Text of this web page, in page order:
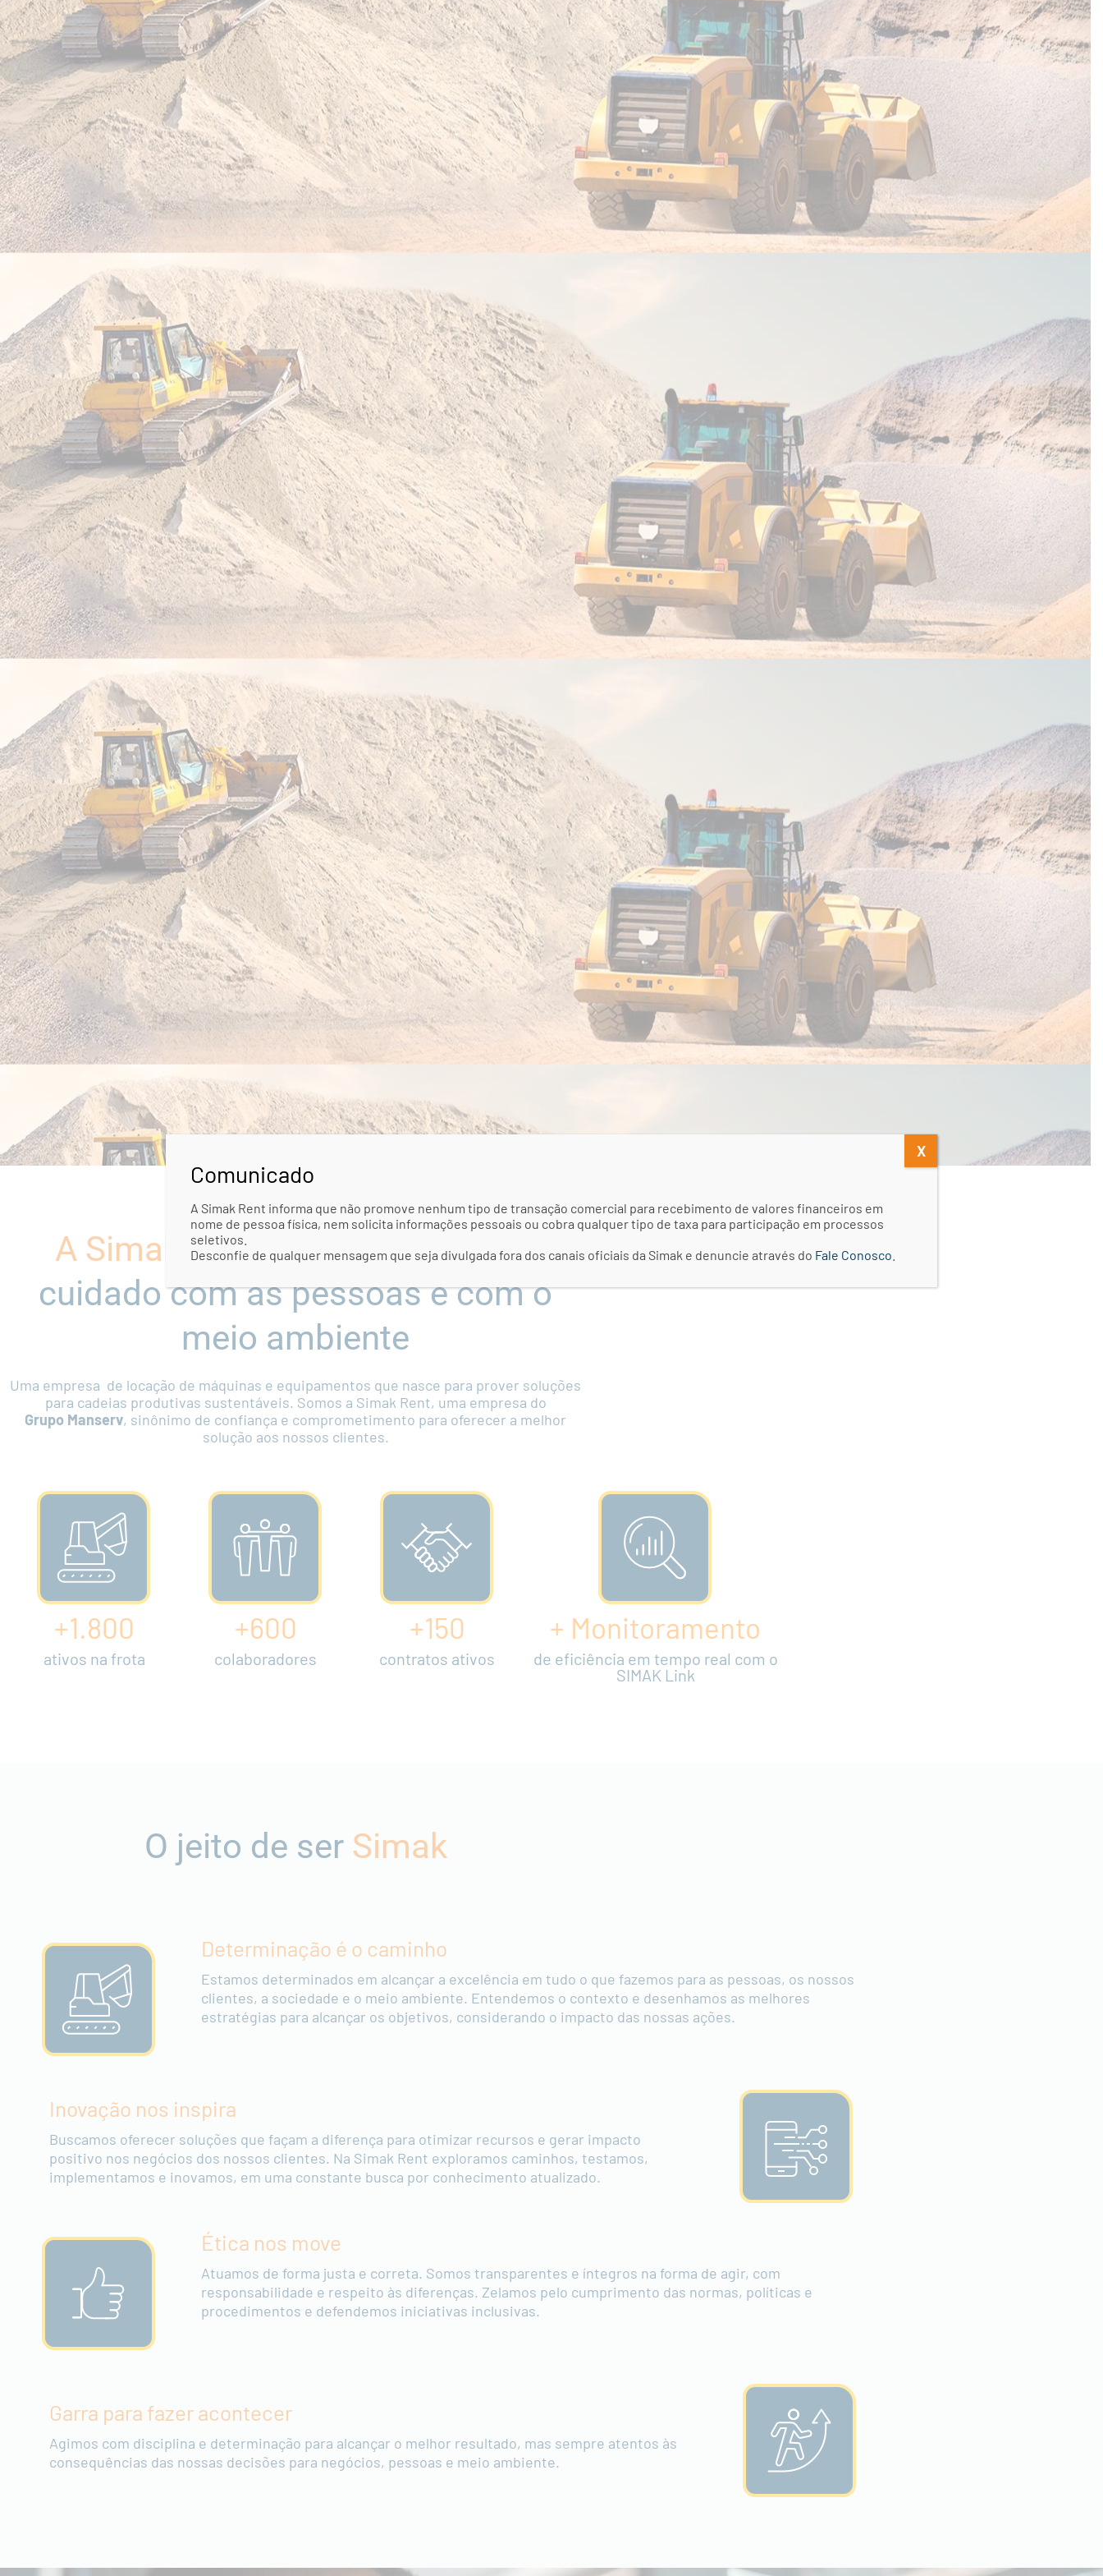
A Simak é inovação, tecnologia,
cuidado com as pessoas e com o
meio ambiente
Uma empresa de locação de máquinas e equipamentos que nasce para prover soluções
para cadeias produtivas sustentáveis. Somos a Simak Rent, uma empresa do
Grupo Manserv, sinônimo de confiança e comprometimento para oferecer a melhor
solução aos nossos clientes.
+1.800
ativos na frota
+600
colaboradores
+150
contratos ativos
+ Monitoramento
de eficiência em tempo real com o
SIMAK Link
O jeito de ser Simak
Determinação é o caminho
Estamos determinados em alcançar a excelência em tudo o que fazemos para as pessoas, os nossos
clientes, a sociedade e o meio ambiente. Entendemos o contexto e desenhamos as melhores
estratégias para alcançar os objetivos, considerando o impacto das nossas ações.
Inovação nos inspira
Buscamos oferecer soluções que façam a diferença para otimizar recursos e gerar impacto
positivo nos negócios dos nossos clientes. Na Simak Rent exploramos caminhos, testamos,
implementamos e inovamos, em uma constante busca por conhecimento atualizado.
Ética nos move
Atuamos de forma justa e correta. Somos transparentes e íntegros na forma de agir, com
responsabilidade e respeito às diferenças. Zelamos pelo cumprimento das normas, políticas e
procedimentos e defendemos iniciativas inclusivas.
Garra para fazer acontecer
Agimos com disciplina e determinação para alcançar o melhor resultado, mas sempre atentos às
consequências das nossas decisões para negócios, pessoas e meio ambiente.
Comunicado
A Simak Rent informa que não promove nenhum tipo de transação comercial para recebimento de valores financeiros em
nome de pessoa física, nem solicita informações pessoais ou cobra qualquer tipo de taxa para participação em processos
seletivos.
Desconfie de qualquer mensagem que seja divulgada fora dos canais oficiais da Simak e denuncie através do Fale Conosco
X